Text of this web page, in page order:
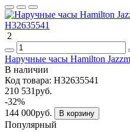
2
Наручные часы Hamilton
В наличии
Код товара: H32635541
210 531руб.
-32%
144 000руб.
В корзину
Популярный